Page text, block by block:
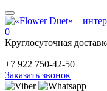
0
Круглосуточная
+7 922 750-42-50
Заказать звонок